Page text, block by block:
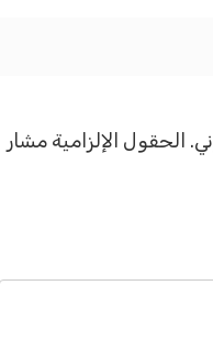
الحقول الإلزامية مشار